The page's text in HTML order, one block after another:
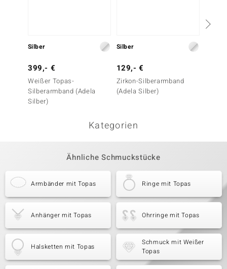
Silber
399,- €
Weißer Topas-
Silberarmband (Adela
Silber)
Silber
129,- €
Zirkon-Silberarmband
(Adela Silber)
Kategorien
Ähnliche Schmuckstücke
Armbänder mit Topas Ringe mit Topas
Anhänger mit Topas Ohrringe mit Topas
Halsketten mit Topas
Schmuck mit Weißer
Topas